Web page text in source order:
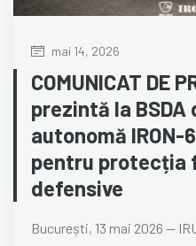
mai 14, 2026
COMUNICAT DE
prezintă la
autonomă
pentru protecția
defensive
București, 13 mai 2026 —